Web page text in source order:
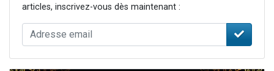
articles, inscrivez-vous dès maintenant :